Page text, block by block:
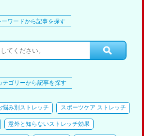
ーワードから記事を探す
テゴリーから記事を探す
悩み別ストレッチ スポーツケア ストレッチ
意外と知らないストレッチ効果